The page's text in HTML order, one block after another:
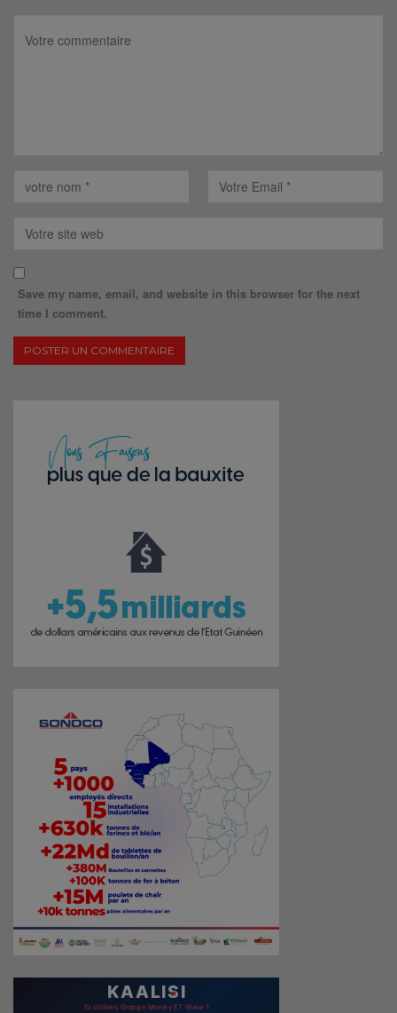
Save my name, email, and website in this browser for the next
time I comment.